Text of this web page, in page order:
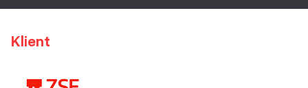
Klient